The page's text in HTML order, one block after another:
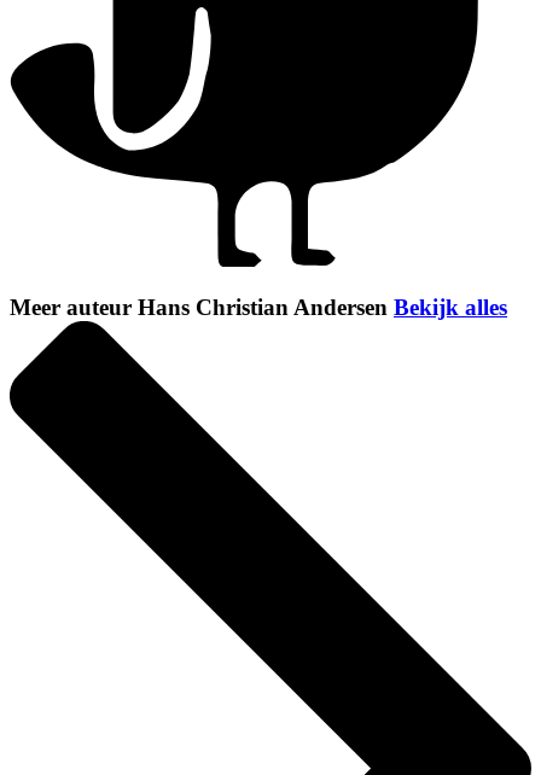
Meer auteur Hans Christian Andersen Bekijk alles